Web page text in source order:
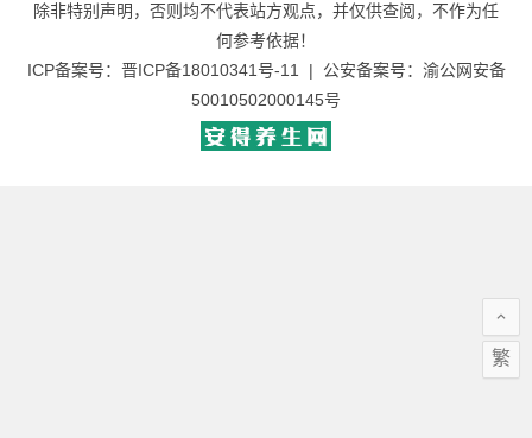
除非特别声明，否则均不代表站方观点，并仅供查阅，不作为任
何参考依据！
ICP备案号： 晋ICP备18010341号-11 | 公安备案号： 渝公网安备
50010502000145号
繁